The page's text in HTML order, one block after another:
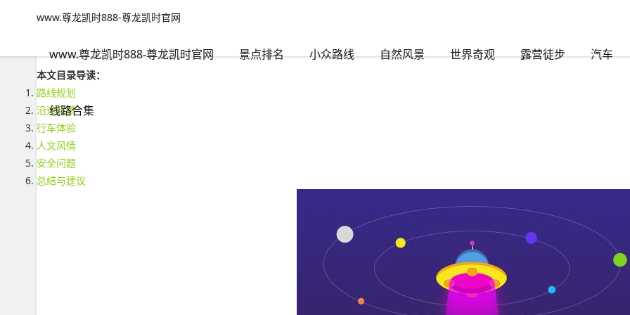
www.尊龙凯时888-尊龙凯时官网
www.尊龙凯时888-尊龙凯时官网 景点排名 小众路线 自然风景 世界奇观 露营徒步 汽车
线路合集
www.尊龙凯时888-尊龙凯时官网
自驾318川藏线：一段穿越风景与人间的旅程(自驾318川藏线返程要多久时间到达)-www.尊龙凯时888
本文目录导读：
路线规划
沿途风景
行车体验
人文风情
安全问题
总结与建议